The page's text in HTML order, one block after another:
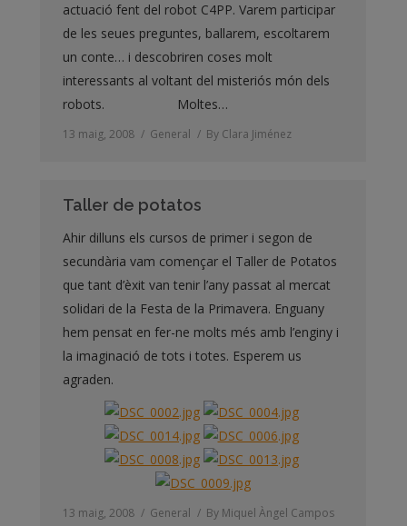
actuació fent del robot C4PP. Varem participar
de les seues preguntes, ballarem, escoltarem
un conte… i descobriren coses molt
interessants al voltant del misteriós món dels
robots. Moltes…
13 maig, 2008 General By Clara Jiménez
Taller de potatos
Ahir dilluns els cursos de primer i segon de
secundària vam començar el Taller de Potatos
que tant d’èxit van tenir l’any passat al mercat
solidari de la Festa de la Primavera. Enguany
hem pensat en fer-ne molts més amb l’enginy i
la imaginació de tots i totes. Esperem us
agraden.
13 maig, 2008 General By Miquel Àngel Campos